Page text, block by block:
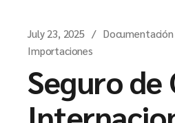
July 23, 2025 Documentación
Importaciones
Seguro de